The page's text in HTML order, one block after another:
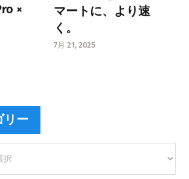
×
マートに、より速
く。
7月 21, 2025
リー